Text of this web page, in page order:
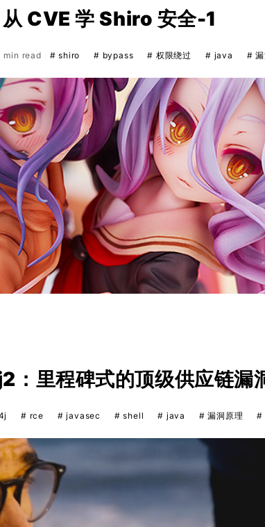
从 CVE 学 Shiro 安全-1
min read # shiro # bypass # 权限绕过 # java #
：里程碑式的顶级供应链漏
# rce # javasec # shell # java # 漏洞原理 #